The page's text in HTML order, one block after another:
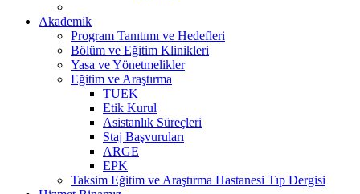
Akademik
Program Tanıtımı ve Hedefleri
Bölüm ve Eğitim Klinikleri
Yasa ve Yönetmelikler
Eğitim ve Araştırma
TUEK
Etik Kurul
Asistanlık Süreçleri
Staj Başvuruları
ARGE
EPK
Taksim Eğitim ve Araştırma Hastanesi Tıp Dergisi